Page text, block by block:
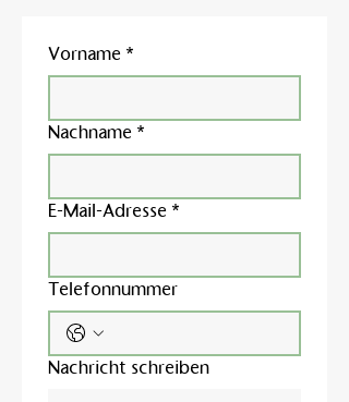
Vorname *
Nachname *
E-Mail-Adresse *
Telefonnummer
Nachricht schreiben